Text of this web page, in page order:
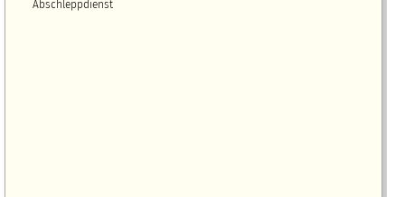
Abschleppdienst